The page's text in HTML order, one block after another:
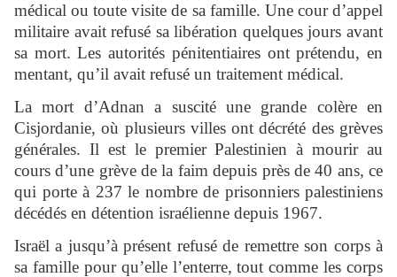
médical ou toute visite de sa famille. Une cour d’appel
militaire avait refusé sa libération quelques jours avant
sa mort. Les autorités pénitentiaires ont prétendu, en
mentant, qu’il avait refusé un traitement médical.
La mort d’Adnan a suscité une grande colère en
Cisjordanie, où plusieurs villes ont décrété des grèves
générales. Il est le premier Palestinien à mourir au
cours d’une grève de la faim depuis près de 40 ans, ce
qui porte à 237 le nombre de prisonniers palestiniens
décédés en détention israélienne depuis 1967.
Israël a jusqu’à présent refusé de remettre son corps à
sa famille pour qu’elle l’enterre, tout comme les corps